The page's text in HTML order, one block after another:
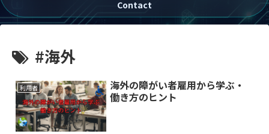
Contact
#海外
利用者
海外の障がい者雇用から学ぶ・
働き方のヒント